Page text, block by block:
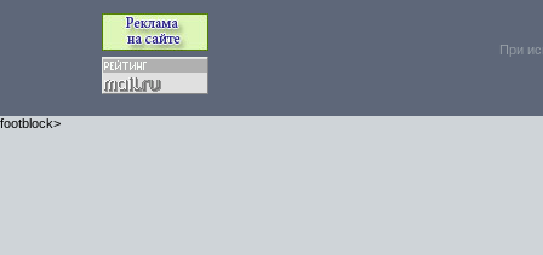
При
footblock>